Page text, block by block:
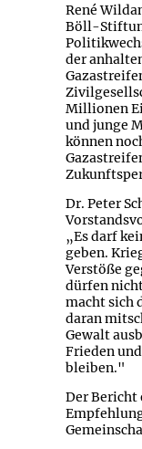
René
Böll-
der
Millionen
und junge
können
Dr. Peter
„Es darf
geben.
Verstöße
dürfen
macht sich
daran
Gewalt
Frieden
bleiben."
Der Bericht